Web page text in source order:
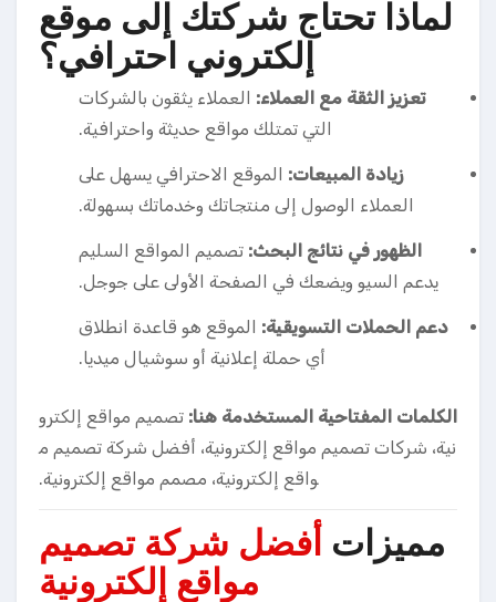
لماذا تحتاج شركتك إلى موقع
إلكتروني احترافي؟
تعزيز الثقة مع العملاء: العملاء يثقون بالشركات
التي تمتلك مواقع حديثة واحترافية.
زيادة المبيعات: الموقع الاحترافي يسهل على
العملاء الوصول إلى منتجاتك وخدماتك بسهولة.
الظهور في نتائج البحث: تصميم المواقع السليم
يدعم السيو ويضعك في الصفحة الأولى على جوجل.
دعم الحملات التسويقية: الموقع هو قاعدة انطلاق
أي حملة إعلانية أو سوشيال ميديا.
الكلمات المفتاحية المستخدمة هنا: تصميم مواقع إلكترو
نية، شركات تصميم مواقع إلكترونية، أفضل شركة تصميم م
واقع إلكترونية، مصمم مواقع إلكترونية.
مميزات أفضل شركة تصميم
مواقع إلكترونية